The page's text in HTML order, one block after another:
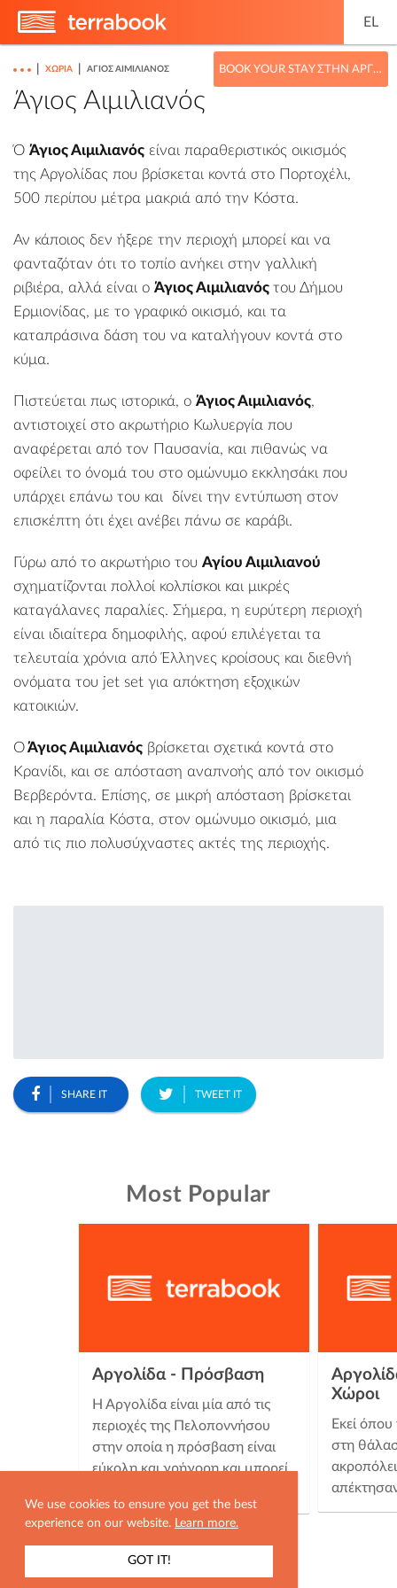
We use cookies to ensure you get the best
experience on our website. Learn more.
GOT IT!
EL
BOOK YOUR STAY ΣΤΗΝ ΑΡΓΟΛΊΔΑ
ΧΩΡΙΆ ΆΓΙΟΣ ΑΙΜΙΛΙΑΝΌΣ
Άγιος Αιμιλιανός
Ό Άγιος Αιμιλιανός είναι παραθεριστικός οικισμός
της Αργολίδας που βρίσκεται κοντά στο Πορτοχέλι,
500 περίπου μέτρα μακριά από την Κόστα.
Αν κάποιος δεν ήξερε την περιοχή μπορεί και να
φανταζόταν ότι το τοπίο ανήκει στην γαλλική
ριβιέρα, αλλά είναι ο Άγιος Αιμιλιανός του Δήμου
Ερμιονίδας, με το γραφικό οικισμό, και τα
καταπράσινα δάση του να καταλήγουν κοντά στο
κύμα.
Πιστεύεται πως ιστορικά, ο Άγιος Αιμιλιανός,
αντιστοιχεί στο ακρωτήριο Κωλυεργία που
αναφέρεται από τον Παυσανία, και πιθανώς να
οφείλει το όνομά του στο ομώνυμο εκκλησάκι που
υπάρχει επάνω του και δίνει την εντύπωση στον
επισκέπτη ότι έχει ανέβει πάνω σε καράβι.
Γύρω από το ακρωτήριο του Αγίου Αιμιλιανού
σχηματίζονται πολλοί κολπίσκοι και μικρές
καταγάλανες παραλίες. Σήμερα, η ευρύτερη περιοχή
είναι ιδιαίτερα δημοφιλής, αφού επιλέγεται τα
τελευταία χρόνια από Έλληνες κροίσους και διεθνή
ονόματα του jet set για απόκτηση εξοχικών
κατοικιών.
ΟΆγιος Αιμιλιανός βρίσκεται σχετικά κοντά στο
Κρανίδι, και σε απόσταση αναπνοής από τον οικισμό
Βερβερόντα. Επίσης, σε μικρή απόσταση βρίσκεται
και η παραλία Κόστα, στον ομώνυμο οικισμό, μια
από τις πιο πολυσύχναστες ακτές της περιοχής.
SHARE IT TWEET IT
ΕΜΦΑΝΙΣΗ ΧΑΡΤΗ
Most Popular
Αργολίδα - Πρόσβαση
Η Αργολίδα είναι μία από τις
περιοχές της Πελοποννήσου
στην οποία η πρόσβαση είναι
εύκολη και γρήγορη και μπορεί
Χώροι
Εκεί
στη